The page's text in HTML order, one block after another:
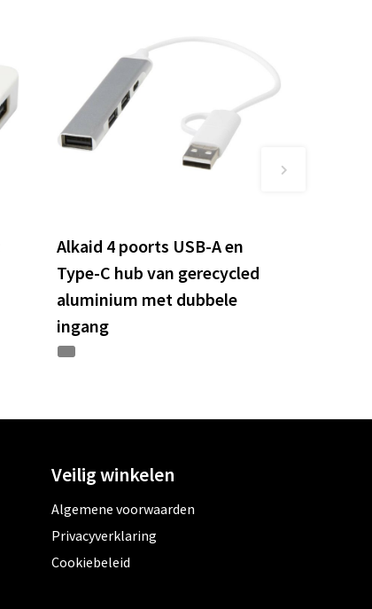
Alkaid 4 poorts USB-A en
Type-C hub van gerecycled
aluminium met dubbele
ingang
Veilig winkelen
Algemene voorwaarden
Privacyverklaring
Cookiebeleid